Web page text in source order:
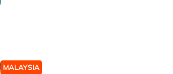
MALAYSIA